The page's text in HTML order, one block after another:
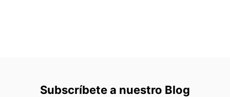
Subscríbete a nuestro Blog